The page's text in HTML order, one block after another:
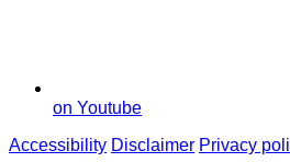
on Youtube
Accessibility Disclaimer Privacy